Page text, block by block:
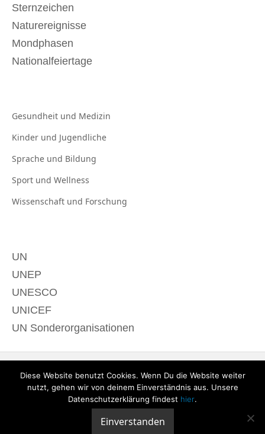
Sternzeichen
Naturereignisse
Mondphasen
Nationalfeiertage
Gesundheit und Medizin
Kinder und Jugendliche
Sprache und Bildung
Sport und Wellness
Wissenschaft und Forschung
UN
UNEP
UNESCO
UNICEF
UN Sonderorganisationen
Diese Website benutzt Cookies. Wenn Du die Website weiter
nutzt, gehen wir von deinem Einverständnis aus. Unsere
Datenschutzerklärung findest hier.
Einverstanden